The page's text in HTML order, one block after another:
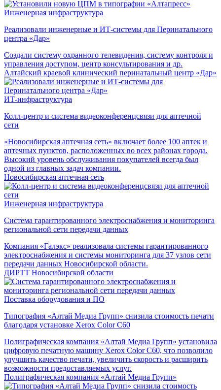
Инженерная инфраструктура
Реализовали инженерные и ИТ-системы для Перинатального
центра «Дар»
Создали систему охранного телевидения, систему контроля и
управления доступом, центр консультирования и др.
Алтайский краевой клинический перинатальный центр «Дар»
ИТ-инфраструктура
Колл-центр и система видеоконференцсвязи для аптечной
сети
«Новосибирская аптечная сеть» включает более 100 аптек и
аптечных пунктов, расположенных во всех районах города.
Высокий уровень обслуживания покупателей всегда был
одной из главных задач компании.
Новосибирская аптечная сеть
Инженерная инфраструктура
Система гарантированного электроснабжения и мониторинга
региональной сети передачи данных
Компания «Галэкс» реализовала системы гарантированного
электроснабжения и системы мониторинга для 37 узлов сети
передачи данных Новосибирской области.
ДИРТТ Новосибирской области
Поставка оборудования и ПО
Типография «Алтай Медиа Групп» снизила стоимость печати
благодаря установке Xerox Color C60
Полиграфическая компания «Алтай Медиа Групп» установила
цифровую печатную машину Xerox Color C60, что позволило
улучшить качество печати, увеличить скорость и расширить
возможности предоставляемых услуг.
Полиграфическая компания «Алтай Медиа Групп»